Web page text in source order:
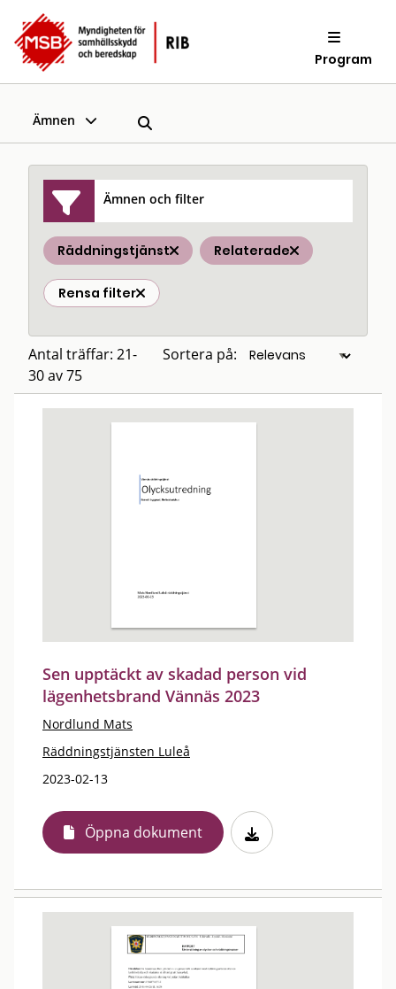
Program
Ämnen
Ämnen och filter
Räddningstjänst Relaterade
Rensa filter
Antal träffar: 21-
30 av 75
Sortera på:
Sen upptäckt av skadad person vid
lägenhetsbrand Vännäs 2023
Nordlund Mats
Räddningstjänsten Luleå
2023-02-13
Öppna dokument